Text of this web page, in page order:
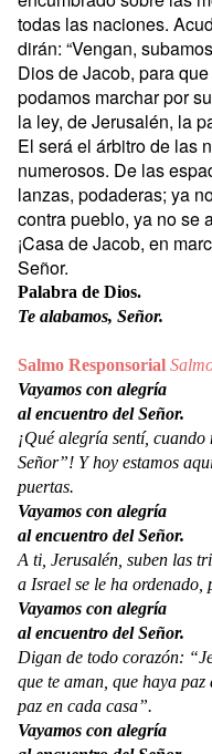
todas las naciones.
dirán: “Vengan,
Dios de Jacob, para
podamos marchar por
la ley, de Jerusalén, la
El será el árbitro de las
numerosos. De las
lanzas, podaderas; ya
contra pueblo, ya no se
¡Casa de Jacob, en
Señor.
Palabra de Dios.
Te alabamos, Señor.
Salmo Responsorial
Vayamos con alegría
al encuentro del Señor.
¡Qué alegría sentí,
Señor”! Y hoy estamos
puertas.
Vayamos con alegría
al encuentro del Señor.
A ti, Jerusalén, suben las
a Israel se le ha ordenado,
Vayamos con alegría
al encuentro del Señor.
Digan de todo corazón:
que te aman, que haya
paz en cada casa”.
Vayamos con alegría